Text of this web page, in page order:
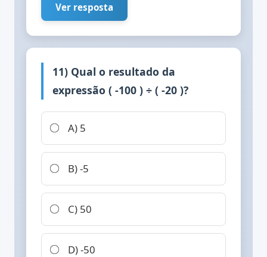
Ver resposta
11) Qual o resultado da
expressão ( -100 ) ÷ ( -20 )?
A) 5
B) -5
C) 50
D) -50